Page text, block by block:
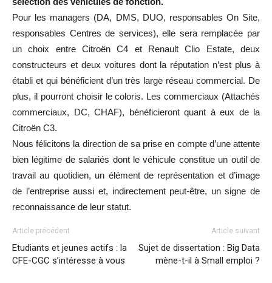
Pour les managers (DA, DMS, DUO, responsables On Site,
responsables Centres de services),elle sera remplacée par
un choix entre Citroën C4 et RenaultClio Estate, deux
constructeurs et deux voitures dont la réputation n’est plus à
établi et qui bénéficient d’untrès large réseau commercial. De
plus, il pourront choisir le coloris. Les commerciaux (Attachés
commerciaux, DC, CHAF), bénéficieront quant à eux de la
Citroën C3.
Nous félicitons la direction de sa prise en compte d’une attente
bien légitime de salariés dont le véhicule constitue un outil de
travail au quotidien, un élément de représentation et d’image
de l’entreprise aussi et, indirectement peut-être, un signe de
reconnaissance de leur statut.
Article précédent
Etudiants et jeunes actifs : la
CFE-CGC s’intéresse à vous
Article suivant
Sujet de dissertation : Big Data
mène-t-il à Small emploi ?